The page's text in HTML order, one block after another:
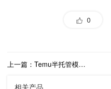
0
上一篇：Temu半托管模式引领跨境电商物流新趋势，海外仓有望更进一步
相关产品